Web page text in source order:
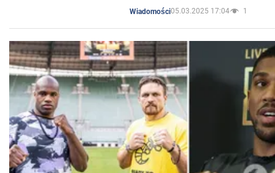
Wiadomości05.03.2025 17:04 1